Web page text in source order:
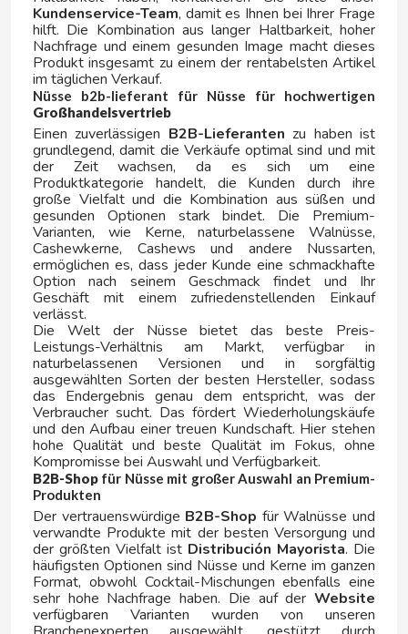
FISHERMAN'S FRIEND
FLIS
FLUFFY STUFF
FONTECELTA
G
GALLETAS CORAL
GALLINA BLANCA
GALLO
GASTONE LAGO
GATORADE
GIZEH
Kundenservice-Team, damit es Ihnen bei Ihrer Frage
hilft. Die Kombination aus langer Haltbarkeit, hoher
Nachfrage und einem gesunden Image macht dieses
Produkt insgesamt zu einem der rentabelsten Artikel
im täglichen Verkauf.
Nüsse b2b-lieferant für Nüsse für hochwertigen
Großhandelsvertrieb
Einen zuverlässigen B2B-Lieferanten zu haben ist
grundlegend, damit die Verkäufe optimal sind und mit
der Zeit wachsen, da es sich um eine
Produktkategorie handelt, die Kunden durch ihre
große Vielfalt und die Kombination aus süßen und
gesunden Optionen stark bindet. Die Premium-
Varianten, wie Kerne, naturbelassene Walnüsse,
Cashewkerne, Cashews und andere Nussarten,
ermöglichen es, dass jeder Kunde eine schmackhafte
Option nach seinem Geschmack findet und Ihr
Geschäft mit einem zufriedenstellenden Einkauf
verlässt.
Die Welt der Nüsse bietet das beste Preis-
Leistungs-Verhältnis am Markt, verfügbar in
naturbelassenen Versionen und in sorgfältig
ausgewählten Sorten der besten Hersteller, sodass
das Endergebnis genau dem entspricht, was der
Verbraucher sucht. Das fördert Wiederholungskäufe
und den Aufbau einer treuen Kundschaft. Hier stehen
hohe Qualität und beste Qualität im Fokus, ohne
Kompromisse bei Auswahl und Verfügbarkeit.
B2B-Shop für Nüsse mit großer Auswahl an Premium-
Produkten
Der vertrauenswürdige B2B-Shop für Walnüsse und
verwandte Produkte mit der besten Versorgung und
der größten Vielfalt ist Distribución Mayorista. Die
häufigsten Optionen sind Nüsse und Kerne im ganzen
Format, obwohl Cocktail-Mischungen ebenfalls eine
sehr hohe Nachfrage haben. Die auf der Website
verfügbaren Varianten wurden von unseren